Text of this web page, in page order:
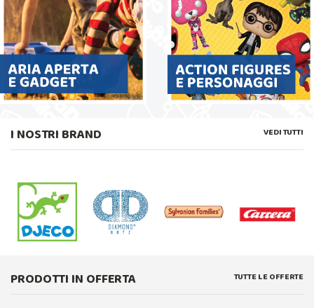
I NOSTRI BRAND VEDI TUTTI
PRODOTTI IN OFFERTA TUTTE LE OFFERTE